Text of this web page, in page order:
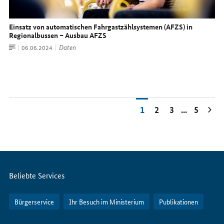
Einsatz von automatischen Fahrgastzählsystemen (AFZS) in
Regionalbussen – Ausbau AFZS
ArtikelDatum:
06.06.2024 Daten
1 2 3 ... 5
Servicemenü
Beliebte Services
Bürgerservice Ihr Besuch im Ministerium Publikationen